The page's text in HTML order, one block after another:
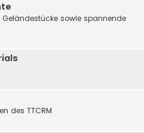
Geländestücke sowie spannende
des TTCRM